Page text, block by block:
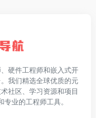
硬件工程师和嵌入式开
我们精选全球优质的元
社区、学习资源和项目
业的工程师工具。